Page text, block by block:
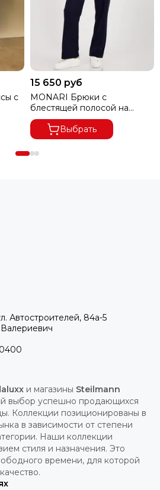
с
15 650 руб
MONARI Брюки с
блестящей полосой на
поясе
Выбрать
Автостроителей, 84а-5
и магазины Steilmann
выбор успешно продающихся
Коллекции позиционированы в
в зависимости от степени
Наши коллекции
стиля и назначения. Это
времени, для которой